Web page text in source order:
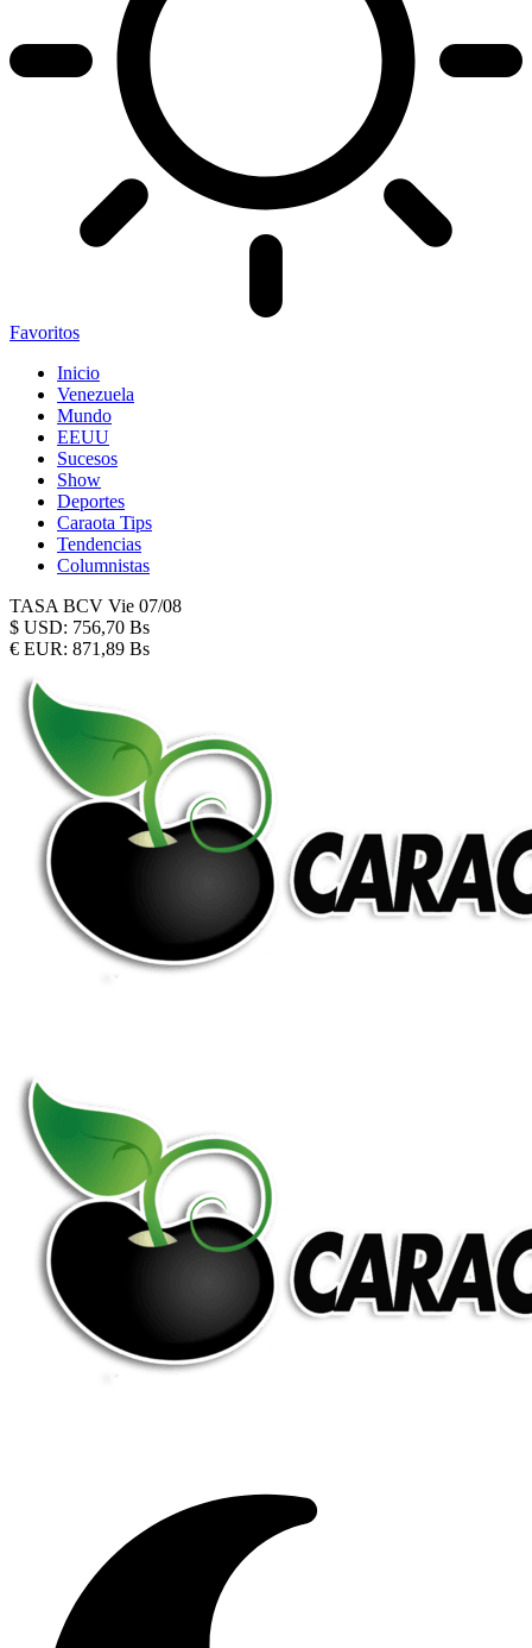
Favoritos
Inicio
Venezuela
Mundo
EEUU
Sucesos
Show
Deportes
Caraota Tips
Tendencias
Columnistas
TASA BCV Vie 07/08
$ USD: 756,70 Bs
€ EUR: 871,89 Bs